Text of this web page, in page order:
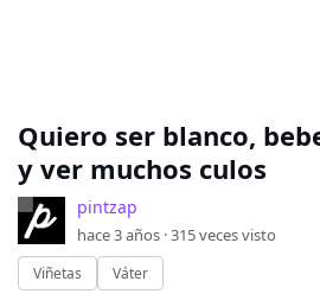
Quiero ser blanco,
y ver muchos culos
pintzap
hace 3 años ·315veces visto
Viñetas Váter